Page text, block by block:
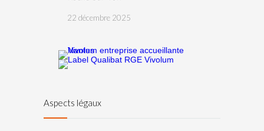
22 décembre 2025
Aspects légaux